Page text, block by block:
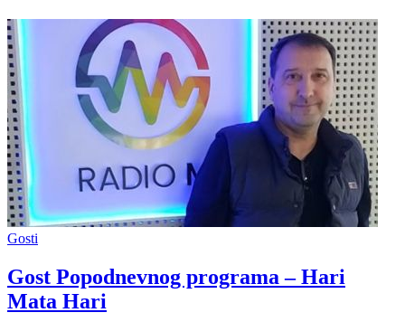
Gosti
Gost Popodnevnog programa – Hari
Mata Hari